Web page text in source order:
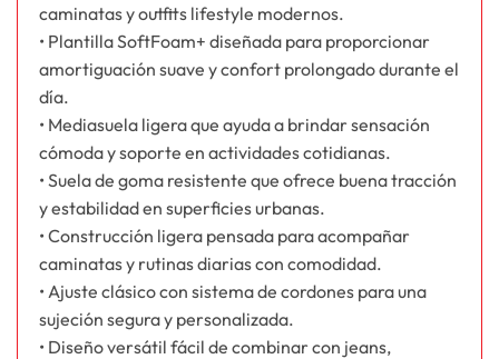
caminatas y outfits lifestyle modernos.
• Plantilla SoftFoam+ diseñada para proporcionar
amortiguación suave y confort prolongado durante el
día.
• Mediasuela ligera que ayuda a brindar sensación
cómoda y soporte en actividades cotidianas.
• Suela de goma resistente que ofrece buena tracción
y estabilidad en superficies urbanas.
• Construcción ligera pensada para acompañar
caminatas y rutinas diarias con comodidad.
• Ajuste clásico con sistema de cordones para una
sujeción segura y personalizada.
• Diseño versátil fácil de combinar con jeans,